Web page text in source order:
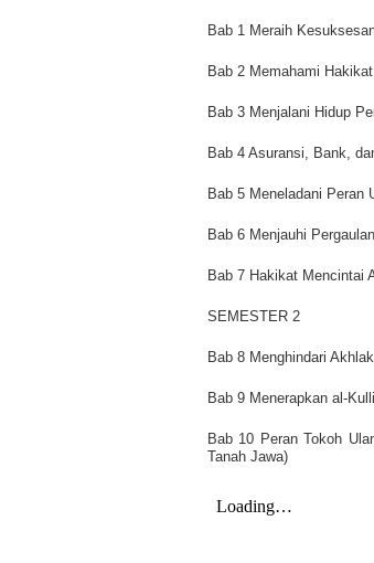
Bab 1 Meraih
Bab 2 Memahami
Bab 3 Menjalani Hidup
Bab 4 Asuransi, Bank,
Bab 5 Meneladani Peran
Bab 6 Menjauhi
Bab 7 Hakikat Mencintai
SEMESTER 2
Bab 8 Menghindari
Bab 9 Menerapkan al-
Bab 10 Peran Tokoh
Tanah Jawa)